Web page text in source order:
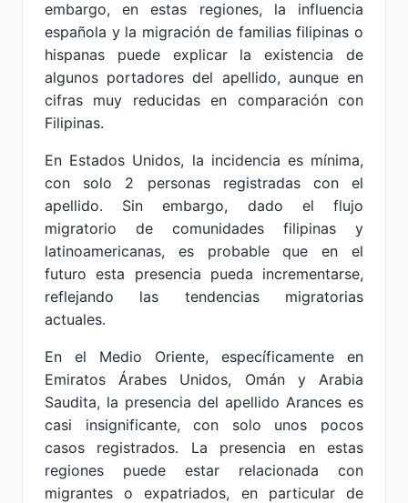
embargo, en estas regiones, la influencia
española y la migración de familias filipinas o
hispanas puede explicar la existencia de
algunos portadores del apellido, aunque en
cifras muy reducidas en comparación con
Filipinas.
En Estados Unidos, la incidencia es mínima,
con solo 2 personas registradas con el
apellido. Sin embargo, dado el flujo
migratorio de comunidades filipinas y
latinoamericanas, es probable que en el
futuro esta presencia pueda incrementarse,
reflejando las tendencias migratorias
actuales.
En el Medio Oriente, específicamente en
Emiratos Árabes Unidos, Omán y Arabia
Saudita, la presencia del apellido Arances es
casi insignificante, con solo unos pocos
casos registrados. La presencia en estas
regiones puede estar relacionada con
migrantes o expatriados, en particular de